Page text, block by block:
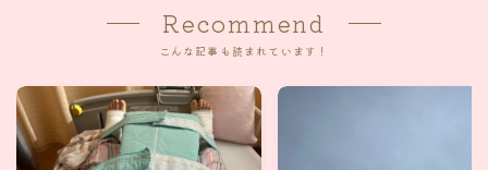
Recommend
こんな記事も読まれています！